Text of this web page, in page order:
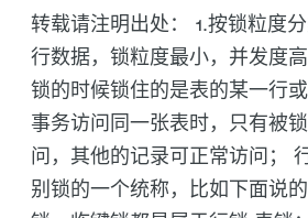
转载请注明出处： 1.按锁粒度
行数据，锁粒度最小，并发度
锁的时候锁住的是表的某一行
事务访问同一张表时，只有被
问，其他的记录可正常访问；
别锁的一个统称，比如下面说